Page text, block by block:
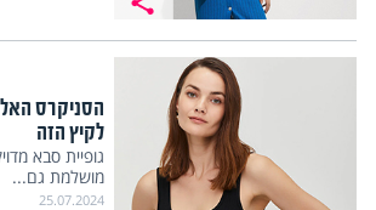
הסניקרס
לקיץ הזה
גופיית סבא
מושלמת גם...
25.07.2024